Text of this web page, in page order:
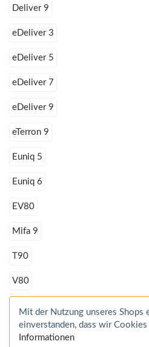
Deliver 9
eDeliver 3
eDeliver 5
eDeliver 7
eDeliver 9
eTerron 9
Euniq 5
Euniq 6
EV80
Mifa 9
T90
V80
Mit der Nutzung unseres Shops
einverstanden, dass wir
Informationen